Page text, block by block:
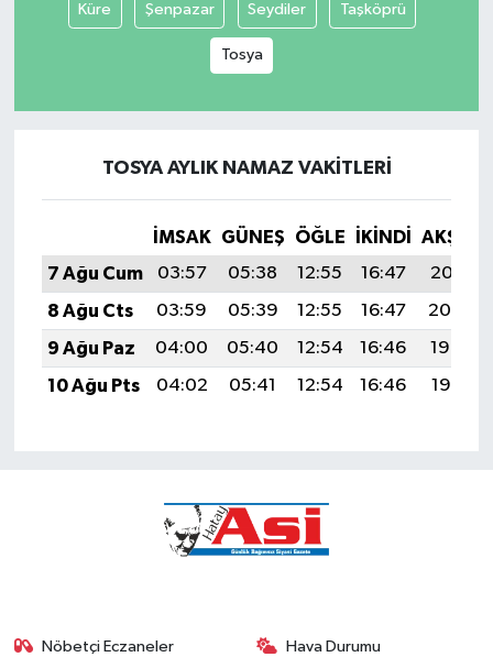
Küre Şenpazar Seydiler Taşköprü
Tosya
TOSYA AYLIK NAMAZ VAKITLERI
İMSAK GÜNEŞ ÖĞLE İKINDI
AKŞAM
7 Ağu Cum
03:57 05:38 12:55 16:47
20:01
8 Ağu Cts
03:59 05:39 12:55 16:47
20:00
9 Ağu Paz
04:00 05:40 12:54 16:46
19:59
10 Ağu Pts
04:02 05:41 12:54 16:46 19:57
Nöbetçi Eczaneler Hava Durumu